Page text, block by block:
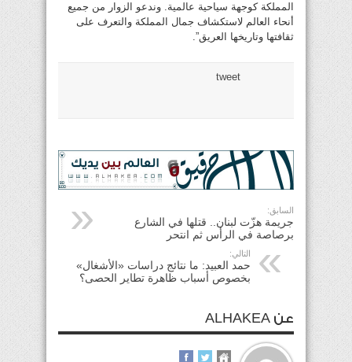
المملكة كوجهة سياحية عالمية. وندعو الزوار من جميع
أنحاء العالم لاستكشاف جمال المملكة والتعرف على
ثقافتها وتاريخها العريق”.
tweet
السابق:
جريمة هزّت لبنان.. قتلها في الشارع
برصاصة في الرأس ثم انتحر
التالي:
حمد العبيد: ما نتائج دراسات «الأشغال»
بخصوص أسباب ظاهرة تطاير الحصى؟
عن ALHAKEA